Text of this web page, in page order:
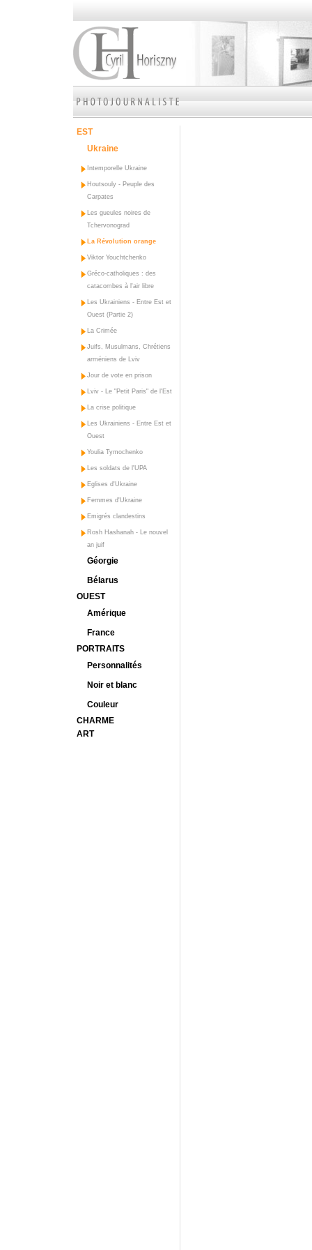
EST
Ukraine
Intemporelle Ukraine
Houtsouly - Peuple des
Carpates
Les gueules noires de
Tchervonograd
La Révolution orange
Viktor Youchtchenko
Gréco-catholiques : des
catacombes à l'air libre
Les Ukrainiens - Entre Est et
Ouest (Partie 2)
La Crimée
Juifs, Musulmans, Chrétiens
arméniens de Lviv
Jour de vote en prison
Lviv - Le "Petit Paris" de l'Est
La crise politique
Les Ukrainiens - Entre Est et
Ouest
Youlia Tymochenko
Les soldats de l'UPA
Eglises d'Ukraine
Femmes d'Ukraine
Emigrés clandestins
Rosh Hashanah - Le nouvel
an juif
Géorgie
Bélarus
OUEST
Amérique
France
PORTRAITS
Personnalités
Noir et blanc
Couleur
CHARME
ART